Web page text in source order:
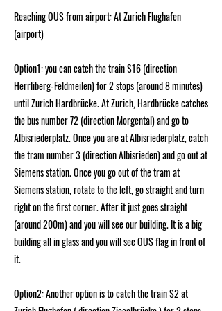
Reaching OUS from airport: At Zurich Flughafen
(airport)
Option1: you can catch the train S16 (direction
Herrliberg-Feldmeilen) for 2 stops (around 8 minutes)
until Zurich Hardbrücke. At Zurich, Hardbrücke catches
the bus number 72 (direction Morgental) and go to
Albisriederplatz. Once you are at Albisriederplatz, catch
the tram number 3 (direction Albisrieden) and go out at
Siemens station. Once you go out of the tram at
Siemens station, rotate to the left, go straight and turn
right on the first corner. After it just goes straight
(around 200m) and you will see our building. It is a big
building all in glass and you will see OUS flag in front of
it.
Option2: Another option is to catch the train S2 at